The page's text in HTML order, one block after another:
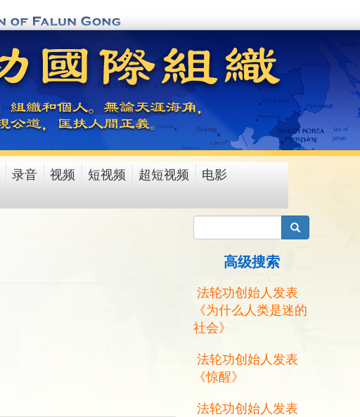
录音 视频 短视频 超短视频
电影
搜索
高级搜索
法轮功创始人发表
《为什么人类是迷的
社会》
法轮功创始人发表
《惊醒》
法轮功创始人发表